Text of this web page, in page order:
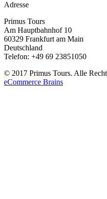
Adresse
Primus Tours
Am Hauptbahnhof 10
60329 Frankfurt am Main
Deutschland
Telefon: +49 69 23851050
© 2017 Primus Tours. Alle
eCommerce Brains